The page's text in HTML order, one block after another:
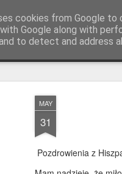
MAY
31
Pozdrowienia z
cookies from Google to
Google along with
to detect and address